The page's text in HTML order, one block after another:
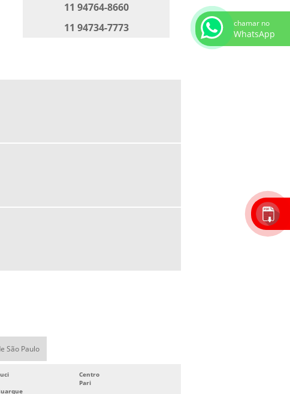
11 94764-8660
11 94734-7773
São Paulo
Centro
Pari
chamar no
WhatsApp